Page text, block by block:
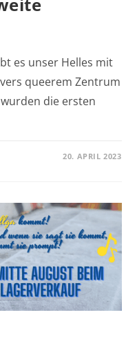
es unser Helles mit
queerem Zentrum
die ersten
20. APRIL 2023